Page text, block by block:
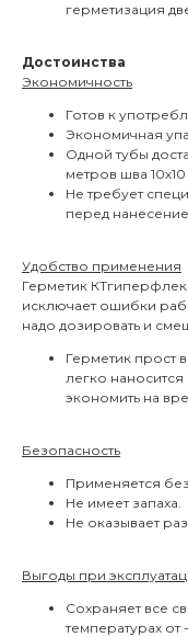
герметизация
Достоинства
Экономичность
Готов к
Экономичная
Одной тубы
метров шва
Не требует
перед
Удобство применения
Герметик
исключает ошибки
надо дозировать и
Герметик прост
легко
экономить на
Безопасность
Применяется
Не имеет запаха.
Не оказывает
Выгоды при
Сохраняет все
температурах от